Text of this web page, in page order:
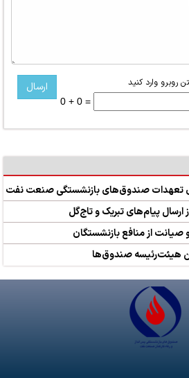
روبرو وارد کنید
0 + 0 =
تعهدات صندوق‌های بازنشستگی صنعت نفت
پیام‌های تبریک و تاج‌گل
صیانت از منافع بازنشستگان
هیئت‌رئیسه صندوق‌ها